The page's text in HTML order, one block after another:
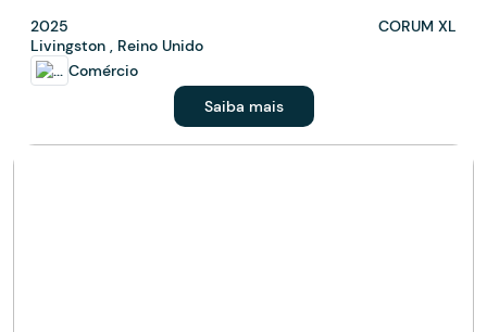
2025
CORUM XL
Livingston , Reino Unido
Comércio
Saiba mais